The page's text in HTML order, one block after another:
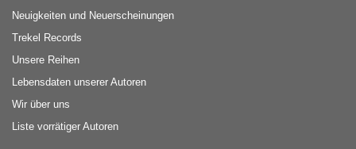
Neuigkeiten und Neuerscheinungen
Trekel Records
Unsere Reihen
Lebensdaten unserer Autoren
Wir über uns
Liste vorrätiger Autoren